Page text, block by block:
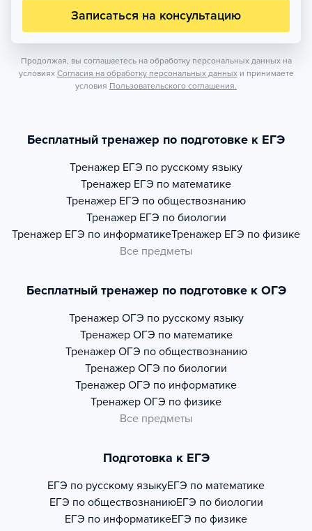
Записаться на консультацию
Продолжая, вы соглашаетесь на обработку персональных данных на
условиях Согласия на обработку персональных данных и принимаете
условия Пользовательского соглашения.
Бесплатный тренажер по подготовке к ЕГЭ
Тренажер ЕГЭ по русскому языку
Тренажер ЕГЭ по математике
Тренажер ЕГЭ по обществознанию
Тренажер ЕГЭ по биологии
Тренажер ЕГЭ по информатикеТренажер ЕГЭ по физике
Все предметы
Бесплатный тренажер по подготовке к ОГЭ
Тренажер ОГЭ по русскому языку
Тренажер ОГЭ по математике
Тренажер ОГЭ по обществознанию
Тренажер ОГЭ по биологии
Тренажер ОГЭ по информатике
Тренажер ОГЭ по физике
Все предметы
Подготовка к ЕГЭ
ЕГЭ по русскому языкуЕГЭ по математике
ЕГЭ по обществознаниюЕГЭ по биологии
ЕГЭ по информатикеЕГЭ по физике